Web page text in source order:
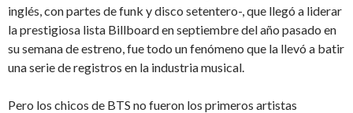
inglés, con partes de funk y disco setentero-, que llegó a liderar
la prestigiosa lista Billboard en septiembre del año pasado en
su semana de estreno, fue todo un fenómeno que la llevó a batir
una serie de registros en la industria musical.
Pero los chicos de BTS no fueron los primeros artistas